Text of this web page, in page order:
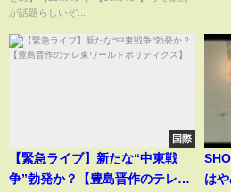
が話題らしいぞ...
国際
【緊急ライブ】新たな“中東戦
争”勃発か？【豊島晋作のテレ東
は